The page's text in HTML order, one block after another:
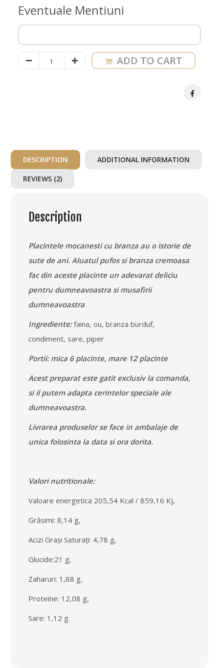
Eventuale Mentiuni
Tava
de
Burduf
quantity
ADD TO CART
DESCRIPTION ADDITIONAL INFORMATION
REVIEWS (2)
Description
Placintele mocanesti cu branza au o istorie de
sute de ani. Aluatul pufos si branza cremoasa
fac din aceste placinte un adevarat deliciu
pentru dumneavoastra si musafirii
dumneavoastra
Ingrediente:faina, ou, branza burduf,
condiment, sare, piper
Portii: mica 6 placinte, mare 12 placinte
Acest preparat este gatit exclusiv la comanda,
si il putem adapta cerintelor speciale ale
dumneavoastra.
Livrarea produselor se face in ambalaje de
unica folosinta la data si ora dorita.
Valori nutritionale:
Valoare energetica 205,54 Kcal / 859,16 Kj,
Grăsimi: 8,14 g,
Acizi Grași Saturați: 4,78 g,
Glucide:21 g,
Zaharuri: 1,88 g,
Proteine: 12,08 g,
Sare: 1,12 g.